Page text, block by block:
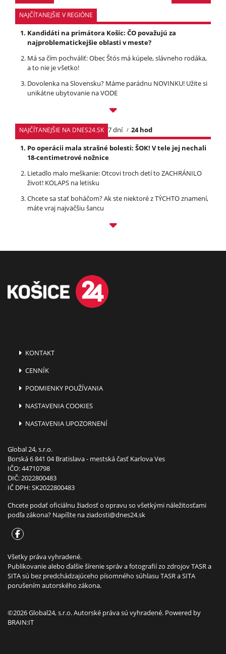
NAJČÍTANEJŠIE V REGIÓNE
Kandidáti na primátora Košíc: ČO považujú za
najproblematickejšie oblasti v meste?
Má sa čím pochváliť: Obec Štós má kúpele, slávneho rodáka,
a to nie je všetko!
Dovolenka na Slovensku? Máme parádnu NOVINKU! Užite si
unikátne ubytovanie na VODE
NAJČÍTANEJŠIE NA DNES24.SK 7 dní
24 hod
Po operácii mala strašné bolesti: ŠOK! V tele jej nechali
18-centimetrové nožnice
Lietadlo malo meškanie: Otcovi troch detí to ZACHRÁNILO
život! KOLAPS na letisku
Chcete sa stať boháčom? Ak ste niektoré z TÝCHTO znamení,
máte vraj najväčšiu šancu
KONTAKT
CENNÍK
PODMIENKY POUŽÍVANIA
NASTAVENIA COOKIES
NASTAVENIA UPOZORNENÍ
Global 24, s.r.o.
Borská 6 841 04 Bratislava - mestská časť Karlova Ves
IČO: 44710798
DIČ: 2022800483
IČ DPH: SK2022800483
Chcete podať oficiálnu žiadosť o opravu so všetkými náležitosťami
podľa zákona? Napíšte naziadosti@dnes24.sk
Všetky práva vyhradené.
Publikovanie alebo ďalšie šírenie správ a fotografií zo zdrojov TASR a
SITA sú bez predchádzajúceho písomného súhlasu TASR a SITA
porušením autorského zákona.
©2026 Global24, s.r.o. Autorské práva sú vyhradené. Powered by
BRAIN:IT